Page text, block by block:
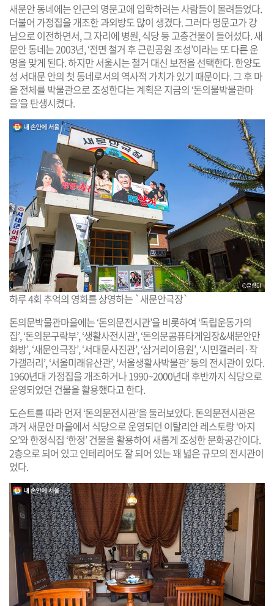
새문안 동네에는 인근의 명문고에 입학하려는 사람들이 몰려들었다.
더불어 가정집을 개조한 과외방도 많이 생겼다. 그러다 명문고가 강
남으로 이전하면서, 그 자리에 병원, 식당 등 고층건물이 들어섰다. 새
문안 동네는 2003년, ‘전면 철거 후 근린공원 조성’이라는 또 다른 운
명을 맞게 된다. 하지만 서울시는 철거 대신 보전을 선택한다. 한양도
성 서대문 안의 첫 동네로서의 역사적 가치가 있기 때문이다. 그 후 마
을 전체를 박물관으로 조성한다는 계획은 지금의 ‘돈의물박물관마
을’을 탄생시켰다.
하루 4회 추억의 영화를 상영하는 `새문안극장`
돈의문박물관마을에는 ‘돈의문전시관’을 비롯하여 ‘독립운동가의
집’, ‘돈의문구락부’, ‘생활사전시관’, ‘돈의문콤퓨타게임장&새문안만
화방’, ‘새문안극장’, ‘서대문사진관’, ‘삼거리이용원’, ‘시민갤러리·작
가갤러리’, ‘서울미래유산관’, ‘서울생활사박물관’ 등의 전시관이 있다.
1960년대 가정집을 개조하거나 1990~2000년대 후반까지 식당으로
운영되었던 건물을 활용했다고 한다.
도슨트를 따라 먼저 ‘돈의문전시관’을 둘러보았다. 돈의문전시관은
과거 새문안 마을에서 식당으로 운영되던 이탈리안 레스토랑 ‘아지
오’와 한정식집 ‘한정’ 건물을 활용하여 새롭게 조성한 문화공간이다.
2층으로 되어 있고 인테리어도 잘 되어 있는 꽤 넓은 규모의 전시관이
었다.